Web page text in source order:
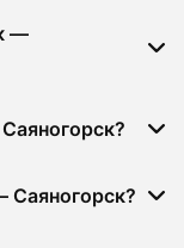
—
Саяногорск?